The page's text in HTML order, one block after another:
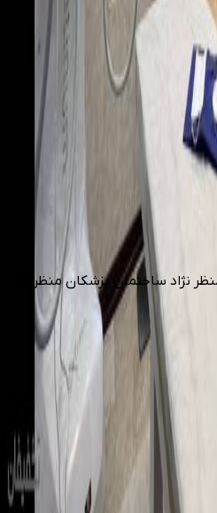
نژاد ساختمان پزشکان منظر نژاد